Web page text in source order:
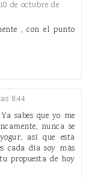
10 de octubre de
, con el punto
8:44
sabes que yo me
nunca se
así que esta
cada día soy más
propuesta de hoy